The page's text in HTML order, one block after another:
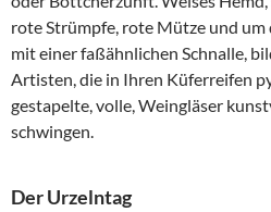
rote Strümpfe, rote Mütze und
mit einer faßähnlichen Schnalle,
Artisten, die in Ihren Küferreifen
gestapelte, volle, Weingläser
schwingen.
Der Urzelntag